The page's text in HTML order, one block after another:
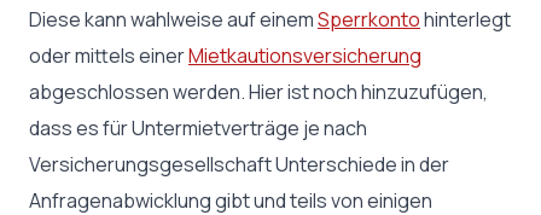
Diese kann wahlweise auf einemSperrkontohinterlegt
oder mittels einerMietkautionsversicherung
abgeschlossen werden. Hier ist noch hinzuzufügen,
dass es für Untermietverträge je nach
Versicherungsgesellschaft Unterschiede in der
Anfragenabwicklung gibt und teils von einigen